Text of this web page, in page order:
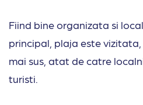
Fiind bine organizata si
principal, plaja este vizitata,
mai sus, atat de catre
turisti.